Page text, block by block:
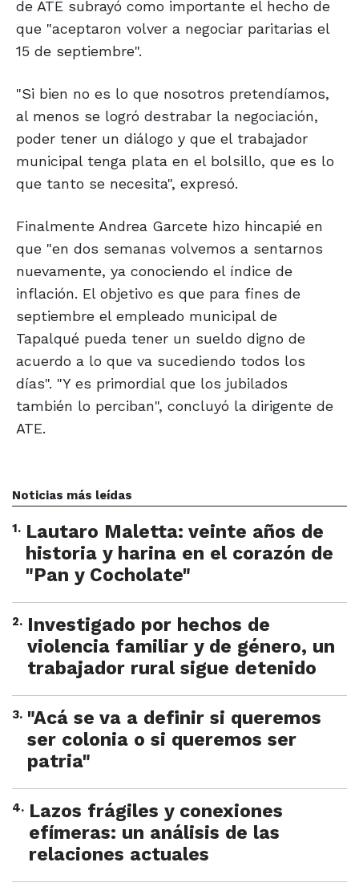
de ATE subrayó como importante el hecho de
que "aceptaron volver a negociar paritarias el
15 de septiembre".
"Si bien no es lo que nosotros pretendíamos,
al menos se logró destrabar la negociación,
poder tener un diálogo y que el trabajador
municipal tenga plata en el bolsillo, que es lo
que tanto se necesita", expresó.
Finalmente Andrea Garcete hizo hincapié en
que "en dos semanas volvemos a sentarnos
nuevamente, ya conociendo el índice de
inflación. El objetivo es que para fines de
septiembre el empleado municipal de
Tapalqué pueda tener un sueldo digno de
acuerdo a lo que va sucediendo todos los
días". "Y es primordial que los jubilados
también lo perciban", concluyó la dirigente de
ATE.
Noticias más leídas
1. Lautaro Maletta: veinte años de
historia y harina en el corazón de
"Pan y Cocholate"
2. Investigado por hechos de
violencia familiar y de género, un
trabajador rural sigue detenido
3. "Acá se va a definir si queremos
ser colonia o si queremos ser
patria"
4. Lazos frágiles y conexiones
efímeras: un análisis de las
relaciones actuales